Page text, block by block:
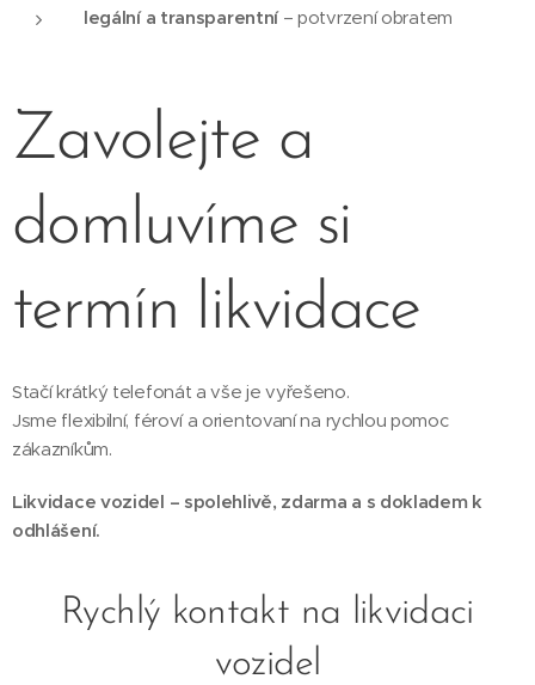
legální a transparentní– potvrzení obratem
Zavolejte a
domluvíme si
termín likvidace
Stačí krátký telefonát a vše je vyřešeno.
Jsme flexibilní, féroví a orientovaní na rychlou pomoc
zákazníkům.
Likvidace vozidel – spolehlivě, zdarma a s dokladem k
odhlášení.
Rychlý kontakt na likvidaci
vozidel